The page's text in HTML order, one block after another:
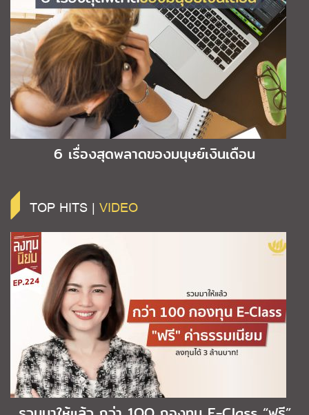
6 เรื่องสุดพลาดของมนุษย์เงินเดือน
TOP HITS | VIDEO